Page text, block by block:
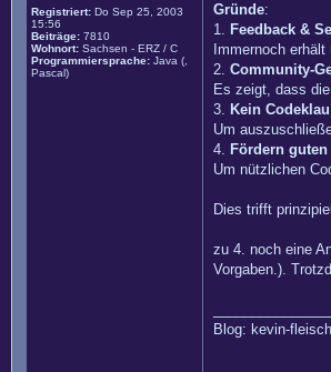
Registriert: Do Sep 25, 2003
15:56
Beiträge: 7810
Wohnort: Sachsen - ERZ / C
Programmiersprache: Java (,
Pascal)
Gründe:
1. Feedback &
Immernoch
2. Community-
Es zeigt, dass
3. Kein Codeklau
Um
4. Fördern guten
Um nützlichen
Dies trifft
zu 4. noch eine
Vorgaben.).
Blog: kevin-